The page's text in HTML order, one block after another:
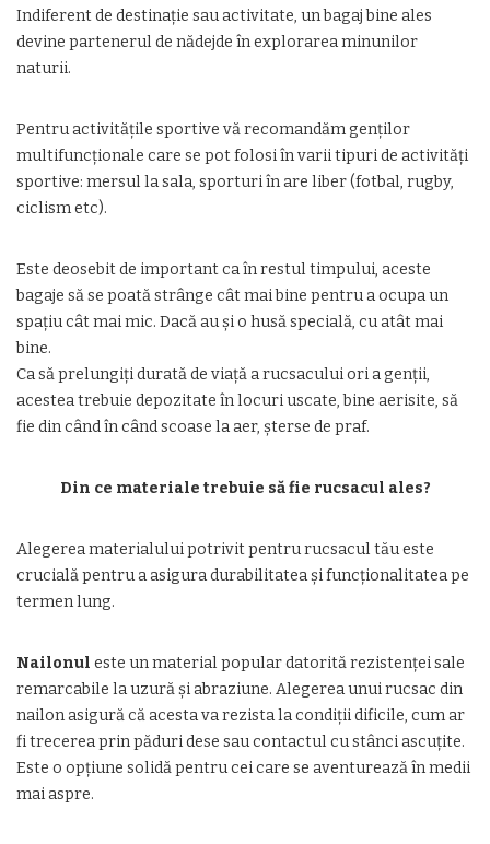
Indiferent de destinație sau activitate, un bagaj bine ales
devine partenerul de nădejde în explorarea minunilor
naturii.
Pentru activitățile sportive vă recomandăm genților
multifuncționale care se pot folosi în varii tipuri de activități
sportive: mersul la sala, sporturi în are liber (fotbal, rugby,
ciclism etc).
Este deosebit de important ca în restul timpului, aceste
bagaje să se poată strânge cât mai bine pentru a ocupa un
spațiu cât mai mic. Dacă au și o husă specială, cu atât mai
bine.
Ca să prelungiți durată de viață a rucsacului ori a genții,
acestea trebuie depozitate în locuri uscate, bine aerisite, să
fie din când în când scoase la aer, șterse de praf.
Din ce materiale trebuie să fie rucsacul ales?
Alegerea materialului potrivit pentru rucsacul tău este
crucială pentru a asigura durabilitatea și funcționalitatea pe
termen lung.
Nailonul este un material popular datorită rezistenței sale
remarcabile la uzură și abraziune. Alegerea unui rucsac din
nailon asigură că acesta va rezista la condiții dificile, cum ar
fi trecerea prin păduri dese sau contactul cu stânci ascuțite.
Este o opțiune solidă pentru cei care se aventurează în medii
mai aspre.